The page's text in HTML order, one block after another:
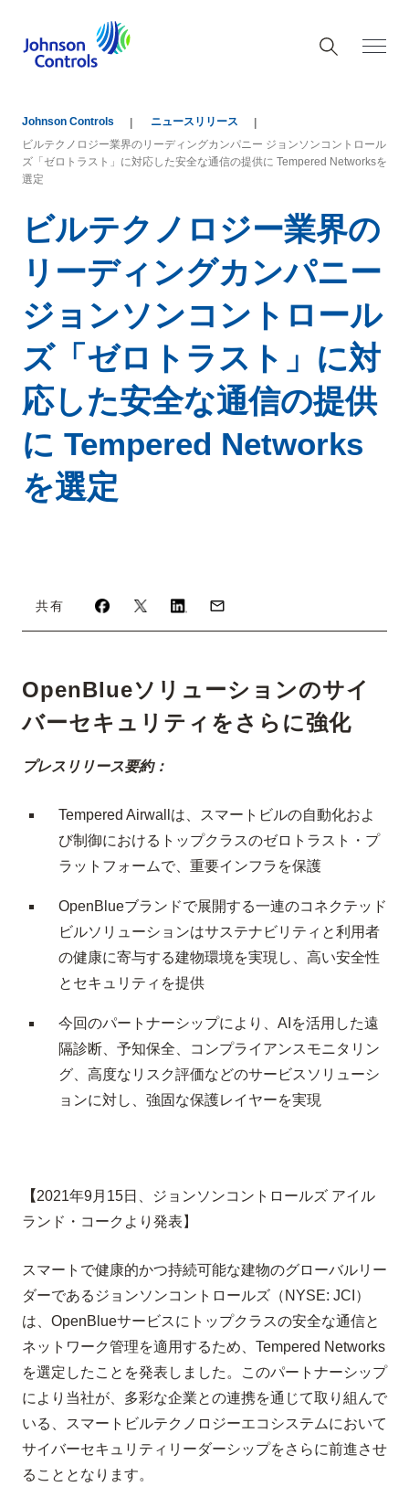
Johnson Controls
ニュースリリース
ビルテクノロジー業界のリーディングカンパニー ジョンソンコントロール
ズ「ゼロトラスト」に対応した安全な通信の提供に Tempered Networksを
選定
ビルテクノロジー業界の
リーディングカンパニー
ジョンソンコントロール
ズ「ゼロトラスト」に対
応した安全な通信の提供
に Tempered Networks
を選定
共有
OpenBlueソリューションのサイ
バーセキュリティをさらに強化
プレスリリース要約：
Tempered Airwall は、スマートビルの自動化およ
び制御におけるトップクラスのゼロトラスト・プ
ラットフォームで、重要インフラを保護
OpenBlueブランドで展開する一連のコネクテッド
ビルソリューションはサステナビリティと利用者
の健康に寄与する建物環境を実現し、高い安全性
とセキュリティを提供
今回のパートナーシップにより、 AI を活用した遠
隔診断、予知保全、コンプライアンスモニタリン
グ、高度なリスク評価などのサービスソリューシ
ョンに対し、強固な保護レイヤーを実現
【2021年9月 15日、ジョンソンコントロールズ アイル
ランド・コークより発表】
スマートで健康的かつ持続可能な建物のグローバルリー
ダーであるジョンソンコントロールズ（ NYSE: JCI ）
は、 OpenBlueサービスにトップクラスの安全な通信と
ネットワーク管理を適用するため、 Tempered Networks
を選定したことを発表しました。このパートナーシップ
により当社が、多彩な企業との連携を通じて取り組んで
いる、スマートビルテクノロジーエコシステムにおいて
サイバーセキュリティリーダーシップをさらに前進させ
ることとなります。